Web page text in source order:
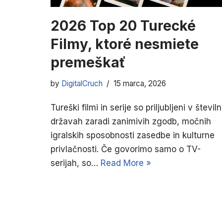
2026 Top 20 Turecké
Filmy, ktoré nesmiete
premeškať
by DigitalCruch 15 marca, 2026
Tureški filmi in serije so priljubljeni v
državah zaradi zanimivih zgodb, močnih
igralskih sposobnosti zasedbe in kulturne
privlačnosti. Če govorimo samo o TV-
serijah, so… Read More »